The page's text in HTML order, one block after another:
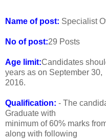
Name of post: Specialist
No of post:29 Posts
Age limit:Candidates
years as on September 30,
2016.
Qualification: - The
Graduate with
minimum of 60% marks
along with following